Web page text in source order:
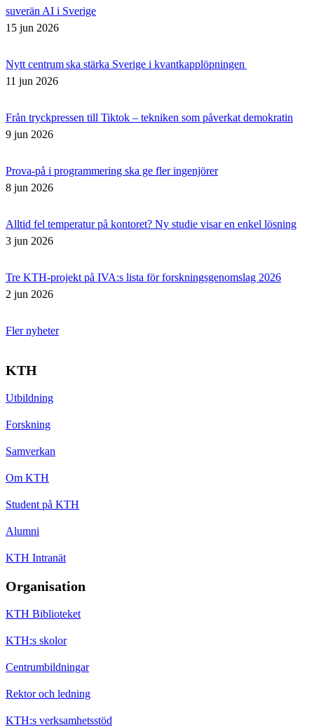
suverän AI i Sverige
15 jun 2026
Nytt centrum ska stärka Sverige i kvantkapplöpningen
11 jun 2026
Från tryckpressen till Tiktok – tekniken som påverkat demokratin
9 jun 2026
Prova-på i programmering ska ge fler ingenjörer
8 jun 2026
Alltid fel temperatur på kontoret? Ny studie visar en enkel lösning
3 jun 2026
Tre KTH-projekt på IVA:s lista för forskningsgenomslag 2026
2 jun 2026
Fler nyheter
KTH
Utbildning
Forskning
Samverkan
Om KTH
Student på KTH
Alumni
KTH Intranät
Organisation
KTH Biblioteket
KTH:s skolor
Centrumbildningar
Rektor och ledning
KTH:s verksamhetsstöd